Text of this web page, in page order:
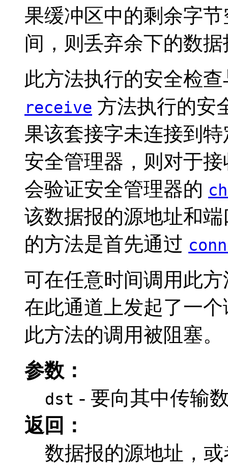
果缓冲区中的剩余字
间，则丢弃余下的数据
此方法执行的安全检
receive 方法执行的安
果该套接字未连接到
安全管理器，则对于
会验证安全管理器的
该数据报的源地址和
的方法是首先通过
可在任意时间调用此
在此通道上发起了一
此方法的调用被阻塞。
参数：
dst - 要向其中传输
返回：
数据报的源地址，